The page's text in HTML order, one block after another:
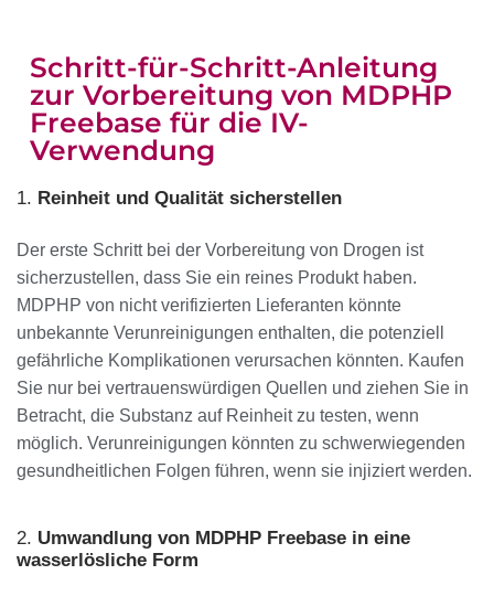
Schritt-für-Schritt-Anleitung
zur Vorbereitung von MDPHP
Freebase für die IV-
Verwendung
1. Reinheit und Qualität sicherstellen
Der erste Schritt bei der Vorbereitung von Drogen ist
sicherzustellen, dass Sie ein reines Produkt haben.
MDPHP von nicht verifizierten Lieferanten könnte
unbekannte Verunreinigungen enthalten, die potenziell
gefährliche Komplikationen verursachen könnten. Kaufen
Sie nur bei vertrauenswürdigen Quellen und ziehen Sie in
Betracht, die Substanz auf Reinheit zu testen, wenn
möglich. Verunreinigungen könnten zu schwerwiegenden
gesundheitlichen Folgen führen, wenn sie injiziert werden.
2. Umwandlung von MDPHP Freebase in eine
wasserlösliche Form